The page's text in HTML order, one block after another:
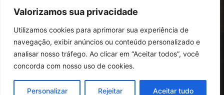
Valorizamos sua privacidade
Utilizamos cookies para aprimorar sua experiência de
navegação, exibir anúncios ou conteúdo personalizado e
analisar nosso tráfego. Ao clicar em “Aceitar todos”, você
concorda com nosso uso de cookies.
Personalizar Rejeitar Aceitar tudo
SOBRE NÓS
Rua Conselheiro Antonio Prado, 121
CEP: 07095-180